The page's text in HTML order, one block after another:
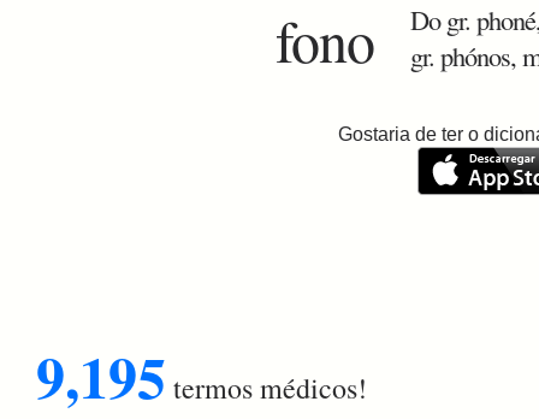
fono
Do gr.
gr. phónos,
Gostaria de ter o
9,195 termos médicos!